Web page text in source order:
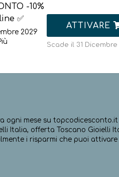
-10%
✅
2029
ATTIVARE
Scade il 31 Dicembre
ogni mese su
Italia, offerta Toscano Gioielli
i risparmi che puoi attivare